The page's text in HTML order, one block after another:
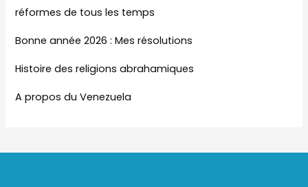
réformes de tous les temps
Bonne année 2026 : Mes résolutions
Histoire des religions abrahamiques
A propos du Venezuela